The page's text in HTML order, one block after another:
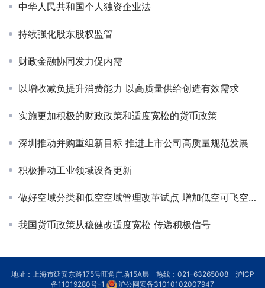
中华人民共和国个人独资企业法
持续强化股东股权监管
财政金融协同发力促内需
以增收减负提升消费能力 以高质量供给创造有效需求
实施更加积极的财政政策和适度宽松的货币政策
深圳推动并购重组新目标 推进上市公司高质量规范发展
积极推动工业领域设备更新
做好空域分类和低空空域管理改革试点 增加低空可飞空域
我国货币政策从稳健改适度宽松 传递积极信号
地址：上海市延安东路175号旺角广场15A层 热线：021-63265008 沪ICP
备11019280号-1
沪公网安备31010102007947